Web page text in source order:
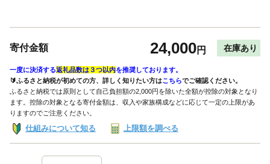
寄付金額 24,000円 在庫あり
一度に決済する返礼品数は３つ以内を推奨しております。
🔰ふるさと納税が初めての方、詳しく知りたい方はこちらでご確認ください。
ふるさと納税では原則として自己負担額の2,000円を除いた全額が控除の対象となり
ます。控除の対象となる寄付金額は、収入や家族構成などに応じて一定の上限があ
りますのでご注意ください。
仕組みについて知る 上限額を調べる